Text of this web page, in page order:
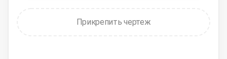
Прикрепить чертеж